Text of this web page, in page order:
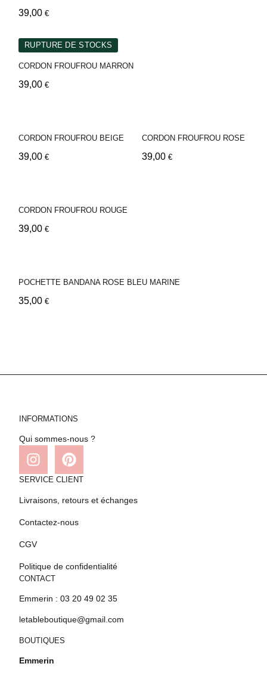
39,00 €
RUPTURE DE STOCKS
CORDON FROUFROU MARRON
39,00 €
CORDON FROUFROU BEIGE
39,00 €
CORDON FROUFROU ROSE
39,00 €
CORDON FROUFROU ROUGE
39,00 €
POCHETTE BANDANA ROSE BLEU MARINE
35,00 €
INFORMATIONS
Qui sommes-nous ?
SERVICE CLIENT
Livraisons, retours et échanges
Contactez-nous
CGV
Politique de confidentialité
CONTACT
Emmerin : 03 20 49 02 35
letableboutique@gmail.com
BOUTIQUES
Emmerin